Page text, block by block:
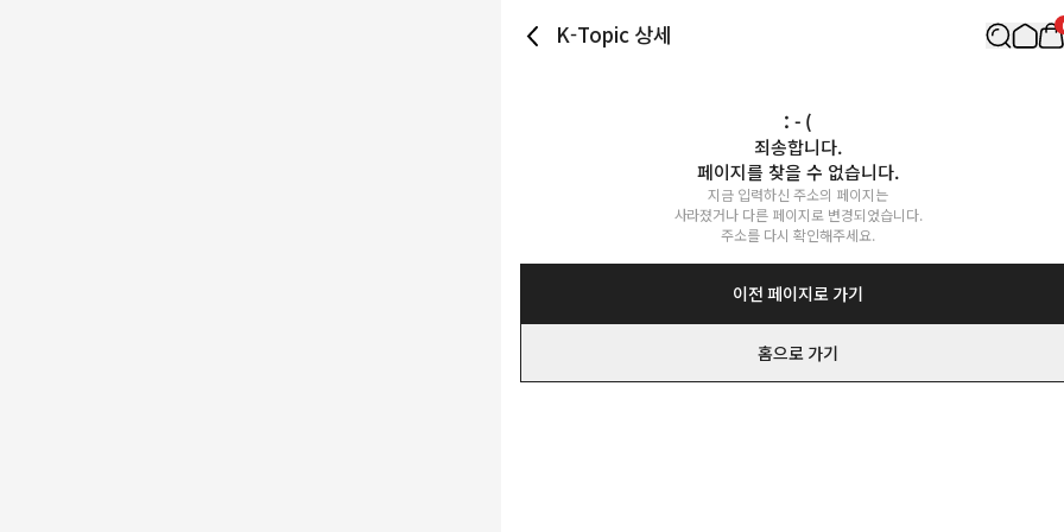
K-Topic 상세
: - (
죄송합니다.
페이지를 찾을 수 없습니다.
지금 입력하신 주소의 페이지는
사라졌거나 다른 페이지로 변경되었습니다.
주소를 다시 확인해주세요.
이전 페이지로 가기
홈으로 가기